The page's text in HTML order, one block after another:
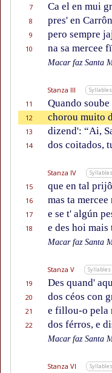
7 Ca el en mui
8 pres' en
9 pero sempre
10 na sa mercee
Macar faz Santa
Stanza III Syllables
11 Quando
12 chorou muito
13 dizend': “Ai,
14 dos coitados,
Stanza IV Syllables
15 que en tal
16 mas ta
17 e se t' algún
18 e des hoi mais
Macar faz Santa
Stanza V Syllables
19 Des quand'
20 dos céos con
21 e fillou-o pela
22 dos férros, e
Macar faz Santa
Stanza VI Syllables